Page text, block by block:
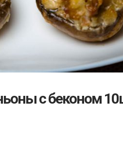
с беконом